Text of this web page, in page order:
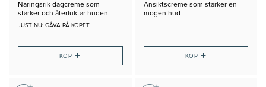
Näringsrik dagcreme som
stärker och återfuktar huden.
JUST NU: GÅVA PÅ KÖPET
KÖP+
Ansiktscreme som stärker en
mogen hud
KÖP +